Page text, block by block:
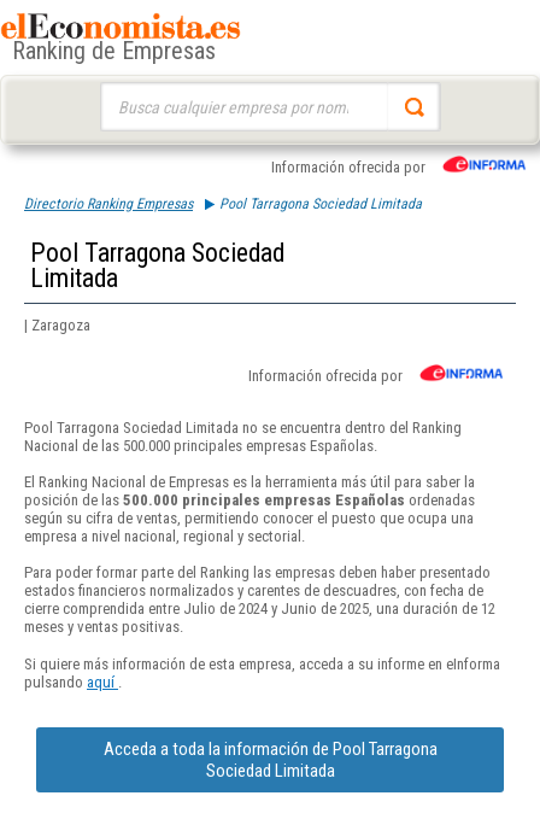
Ranking de Empresas
Información ofrecida por
Directorio Ranking Empresas Pool Tarragona Sociedad Limitada
Pool Tarragona Sociedad
Limitada
| Zaragoza
Información ofrecida por
Pool Tarragona Sociedad Limitada no se encuentra dentro del Ranking
Nacional de las 500.000 principales empresas Españolas.
El Ranking Nacional de Empresas es la herramienta más útil para saber la
posición de las 500.000 principales empresas Españolas ordenadas
según su cifra de ventas, permitiendo conocer el puesto que ocupa una
empresa a nivel nacional, regional y sectorial.
Para poder formar parte del Ranking las empresas deben haber presentado
estados financieros normalizados y carentes de descuadres, con fecha de
cierre comprendida entre Julio de 2024 y Junio de 2025, una duración de 12
meses y ventas positivas.
Si quiere más información de esta empresa, acceda a su informe en eInforma
pulsando aquí
Acceda a toda la información de Pool Tarragona
Sociedad Limitada